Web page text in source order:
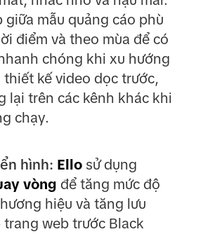
giữa mẫu quảng cáo phù
điểm và theo mùa để có
chóng khi xu hướng
kế video dọc trước,
lại trên các kênh khác khi
chạy.
hình: Ellosử dụng
vòng để tăng mức độ
hiệu và tăng lưu
web trước Black